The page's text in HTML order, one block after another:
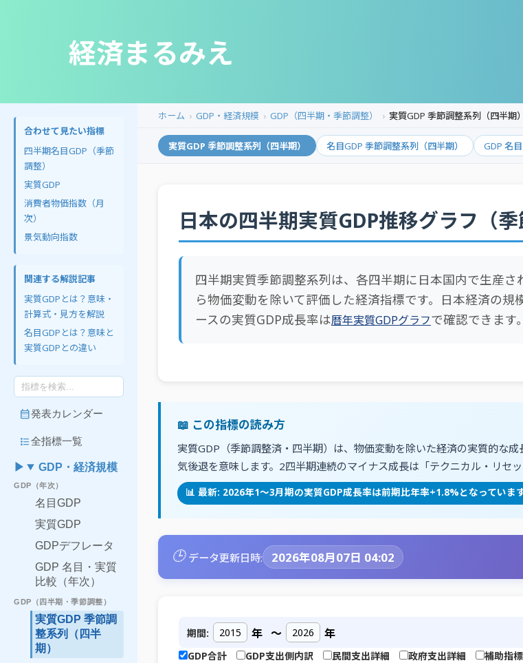
経済まるみえ
合わせて見たい指標
四半期名目GDP（季節
調整）
実質GDP
消費者物価指数（月
次）
景気動向指数
関連する解説記事
実質GDPとは？意味・
計算式・見方を解説
名目GDPとは？意味と
実質GDPとの違い
calendar_month発表カレンダー
format_list_bulleted全指標一覧
GDP・経済規模
GDP（年次）
名目GDP
実質GDP
GDPデフレータ
GDP 名目・実質
比較（年次）
GDP（四半期・季節調整）
実質GDP 季節調
整系列（四半
期）
ホーム GDP・経済規模 GDP（四半期・季節調整） 実質GDP 季節調整系列（四半期）
実質GDP 季節調整系列（四半期） 名目GDP 季節調整系列（四半期） GDP 名
日本の四半期実質GDP推移グラフ（季
四半期実質季節調整系列は、各四半期に日本国内で生産
ら物価変動を除いて評価した経済指標です。日本経済の
ースの実質GDP成長率は暦年実質GDPグラフで確認できます。
📖 この指標の読み方
実質GDP（季節調整済・四半期）は、物価変動を除いた経済の実質的な
気後退を意味します。2四半期連続のマイナス成長は「テクニカル・リセ
📊 最新: 2026年1～3月期の実質GDP成長率は前期比年率+1.8%となっています
🕒 データ更新日時: 2026年08月07日 04:02
期間: 年 ～ 年
GDP合計 GDP支出側内訳 民間支出詳細 政府支出詳細
補助指標